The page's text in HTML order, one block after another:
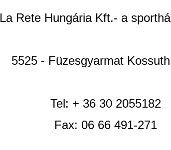
La Rete Hungária Kft.- a
5525 - Füzesgyarmat
Tel: + 36 30 2055182
Fax: 06 66 491-271